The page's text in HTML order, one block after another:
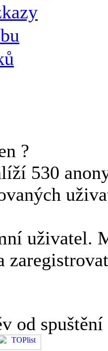
?
530
uživatel.
od